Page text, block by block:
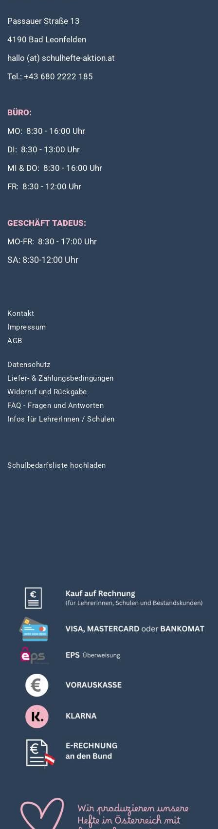
Passauer Straße 13
4190 Bad Leonfelden
hallo (at) schulhefte-aktion.at
Tel.: +43 680 2222 185
BÜRO:
MO: 8:30 - 16:00 Uhr
DI: 8:30 - 13:00 Uhr
MI & DO: 8:30 - 16:00 Uhr
FR: 8:30 - 12:00 Uhr
GESCHÄFT TADEUS:
MO-FR: 8:30 - 17:00 Uhr
SA: 8:30-12:00 Uhr
Kontakt
Impressum
AGB
Datenschutz
Liefer- & Zahlungsbedingungen
Widerruf und Rückgabe
FAQ - Fragen und Antworten
Infos für LehrerInnen / Schulen
Schulbedarfsliste hochladen